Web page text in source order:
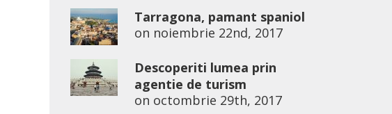
Tarragona, pamant spaniol
on noiembrie 22nd, 2017
Descoperiti lumea prin
agentie de turism
on octombrie 29th, 2017